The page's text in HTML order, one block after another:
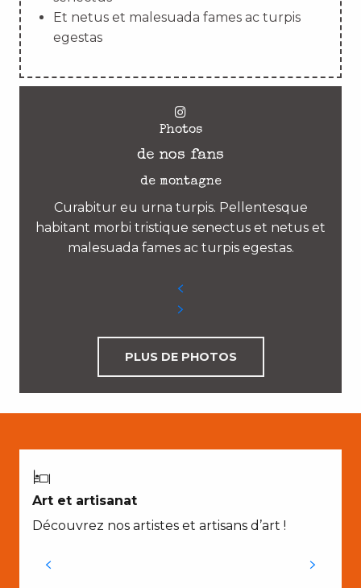
Et netus et malesuada fames ac turpis
egestas
Photos
de nos fans
de montagne
Curabitur eu urna turpis. Pellentesque
habitant morbi tristique senectus et netus et
malesuada fames ac turpis egestas.
PLUS DE PHOTOS
Art et artisanat
Découvrez nos artistes et artisans d’art !